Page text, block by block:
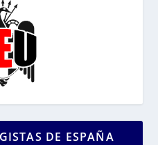
DE ESPAÑA